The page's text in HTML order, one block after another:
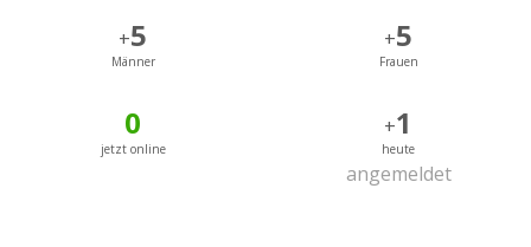
+5
Männer
+5
Frauen
0
jetzt online
+1
heute
angemeldet